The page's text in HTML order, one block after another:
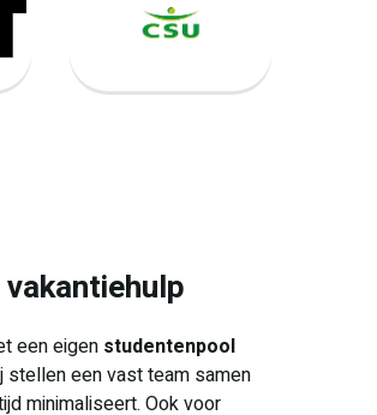
een eigen studentenpool
stellen een vast team samen
minimaliseert. Ook voor